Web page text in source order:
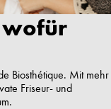
wofür
Biosthétique. Mit mehr
Friseur- und